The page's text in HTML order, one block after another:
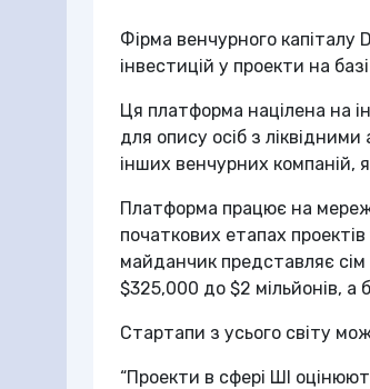
Фірма венчурного
інвестицій у проекти на базі
Ця платформа націлена на
для опису осіб з
інших венчурних компаній,
Платформа працює на
початкових етапах
майданчик представляє сім
$325,000 до $2 мільйонів, а
Стартапи з усього світу
“Проекти в сфері ШІ